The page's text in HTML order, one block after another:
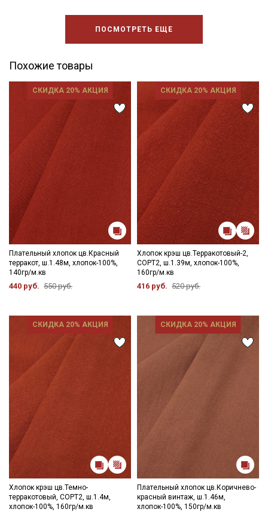
ПОСМОТРЕТЬ ЕЩЕ
Похожие товары
СКИДКА 20% АКЦИЯ
Плательный хлопок цв.Красный
терракот, ш.1.48м, хлопок-100%,
140гр/м.кв
440 руб. 550 руб.
СКИДКА 20% АКЦИЯ
Хлопок крэш цв.Терракотовый-2,
СОРТ2, ш.1.39м, хлопок-100%,
160гр/м.кв
416 руб. 520 руб.
СКИДКА 20% АКЦИЯ
Хлопок крэш цв.Темно-
терракотовый, СОРТ2, ш.1.4м,
хлопок-100%, 160гр/м.кв
СКИДКА 20% АКЦИЯ
Плательный хлопок цв.Коричнево-
красный винтаж, ш.1.46м,
хлопок-100%, 150гр/м.кв